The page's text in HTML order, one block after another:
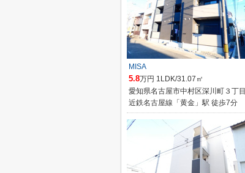
MISA
5.8万円 1LDK/31.07㎡
愛知県名古屋市中村区深川町３丁目
近鉄名古屋線「黄金」駅 徒歩7分